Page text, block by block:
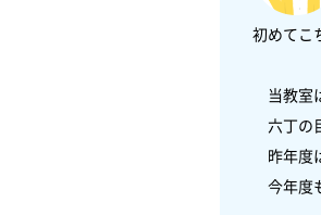
初めてこ
当教室
六丁の
昨年度
今年度